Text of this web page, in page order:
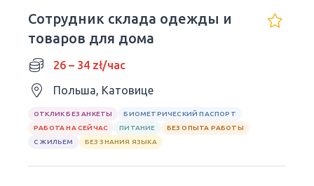
Сотрудник склада одежды и
товаров для дома
26 – 34 zł/час
Польша, Катовице
ОТКЛИК БЕЗ АНКЕТЫ
БИОМЕТРИЧЕСКИЙ ПАСПОРТ
РАБОТА НА СЕЙЧАС
ПИТАНИЕ
БЕЗ ОПЫТА РАБОТЫ
С ЖИЛЬЕМ
БЕЗ ЗНАНИЯ ЯЗЫКА